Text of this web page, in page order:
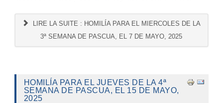
LIRE LA SUITE : HOMILÍA PARA EL MIERCOLES DE LA
3ª SEMANA DE PASCUA, EL 7 DE MAYO, 2025
HOMILÍA PARA EL JUEVES DE LA 4ª
SEMANA DE PASCUA, EL 15 DE MAYO,
2025